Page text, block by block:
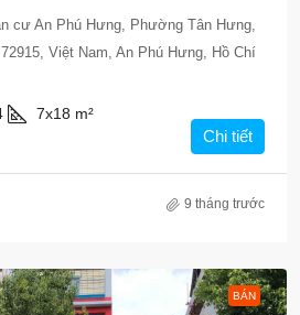
cư An Phú Hưng, Phường Tân Hưng,
Việt Nam, An Phú Hưng, Hồ Chí
7x18 m²
Chi tiết
9 tháng trước
BÁN